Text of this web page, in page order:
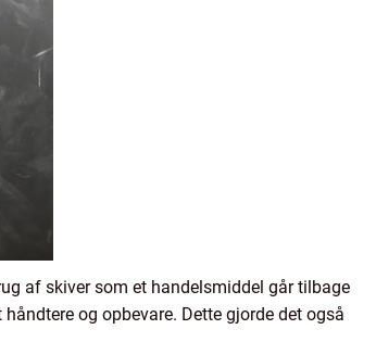
af skiver som et handelsmiddel går tilbage
og opbevare. Dette gjorde det også